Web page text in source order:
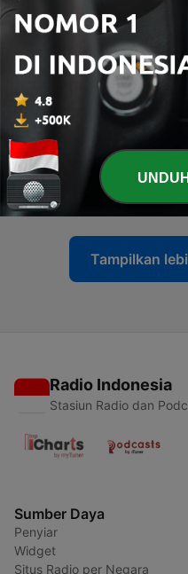
-
Saddam Gaffar; Lika-
Menjadi Pesepakbola
79 -
Try Hamdani dan
Sepakbola!
24 Feb 2023
78 -
Ze Valente: Tentang
Bagian Hidup dan
Idolanya
24 Feb 2023
Tampilkan
Radio Indonesia
Stasiun Radio dan
Sumber Daya
Penyiar
Widget
Situs Radio per Negara